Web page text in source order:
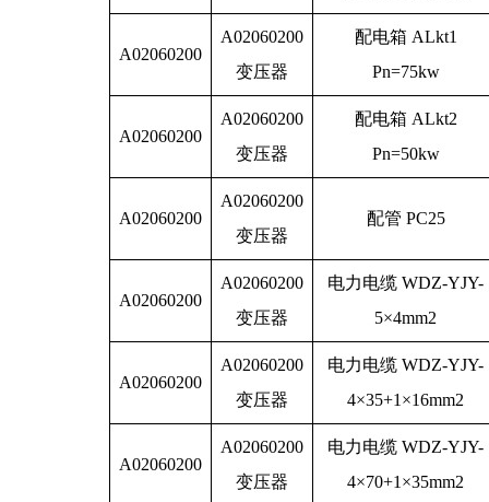
A02060200
A02060200
变压器
配电箱 ALkt1
Pn=75kw
A02060200
A02060200
变压器
配电箱 ALkt2
Pn=50kw
A02060200
A02060200
变压器
配管 PC25
A02060200
A02060200
变压器
电力电缆 WDZ-YJY-
5×4mm2
A02060200
A02060200
变压器
电力电缆 WDZ-YJY-
4×35+1×16mm2
A02060200
A02060200
变压器
电力电缆 WDZ-YJY-
4×70+1×35mm2